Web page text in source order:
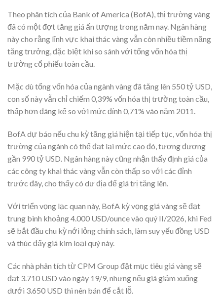
Theo phân tích của Bank of America (BofA), thị trường vàng
đã có một đợt tăng giá ấn tượng trong năm nay. Ngân hàng
này cho rằng lĩnh vực khai thác vàng vẫn còn nhiều tiềm năng
tăng trưởng, đặc biệt khi so sánh với tổng vốn hóa thị
trường cổ phiếu toàn cầu.
Mặc dù tổng vốn hóa của ngành vàng đã tăng lên 550 tỷ USD,
con số này vẫn chỉ chiếm 0,39% vốn hóa thị trường toàn cầu,
thấp hơn đáng kể so với mức đỉnh 0,71% vào năm 2011.
BofA dự báo nếu chu kỳ tăng giá hiện tại tiếp tục, vốn hóa thị
trường của ngành có thể đạt lại mức cao đó, tương đương
gần 990 tỷ USD. Ngân hàng này cũng nhận thấy định giá của
các công ty khai thác vàng vẫn còn thấp so với các đỉnh
trước đây, cho thấy có dư địa để giá trị tăng lên.
Với triển vọng lạc quan này, BofA kỳ vọng giá vàng sẽ đạt
trung bình khoảng 4.000 USD/ounce vào quý II/2026, khi Fed
sẽ bắt đầu chu kỳ nới lỏng chính sách, làm suy yếu đồng USD
và thúc đẩy giá kim loại quý này.
Các nhà phân tích từ CPM Group đặt mục tiêu giá vàng sẽ
đạt 3.710 USD vào ngày 19/9, nhưng nếu giá giảm xuống
dưới 3.650 USD thì nên bán để cắt lỗ.